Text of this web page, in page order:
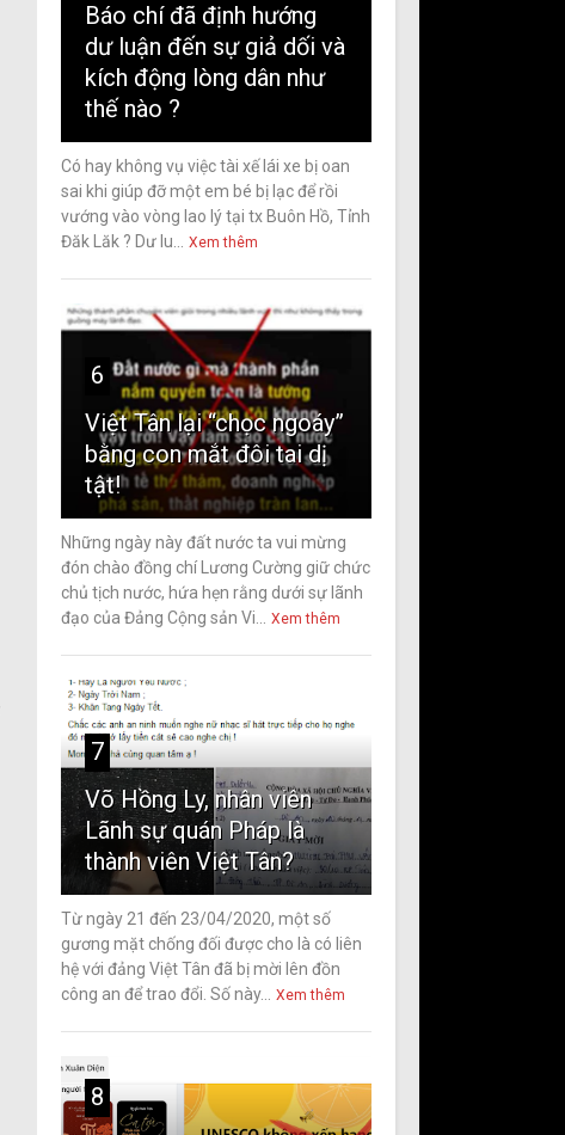
Báo chí đã định hướng
dư luận đến sự giả dối và
kích động lòng dân như
thế nào ?
Có hay không vụ việc tài xế lái xe bị oan
sai khi giúp đỡ một em bé bị lạc để rồi
vướng vào vòng lao lý tại tx Buôn Hồ, Tỉnh
Đăk Lăk ? Dư lu...
Xem thêm
6
Việt Tân lại “chọc ngoáy”
bằng con mắt đôi tai dị
tật!
Những ngày này đất nước ta vui mừng
đón chào đồng chí Lương Cường giữ chức
chủ tịch nước, hứa hẹn rằng dưới sự lãnh
đạo của Đảng Cộng sản Vi...
Xem thêm
7
Võ Hồng Ly, nhân viên
Lãnh sự quán Pháp là
thành viên Việt Tân?
Từ ngày 21 đến 23/04/2020, một số
gương mặt chống đối được cho là có liên
hệ với đảng Việt Tân đã bị mời lên đồn
công an để trao đổi. Số này...
Xem thêm
8